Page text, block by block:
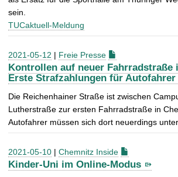
sein.
TUCaktuell-Meldung
2021-05-12 | Freie Presse
Kontrollen auf neuer Fahrradstraße
Erste Strafzahlungen für Autofahrer
Die Reichenhainer Straße ist zwischen
Lutherstraße zur ersten Fahrradstraße in
Autofahrer müssen sich dort neuerdings
2021-05-10 | Chemnitz Inside
Kinder-Uni im Online-Modus